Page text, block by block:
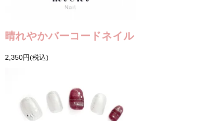
晴れやかバーコードネイル
2,350円(税込)